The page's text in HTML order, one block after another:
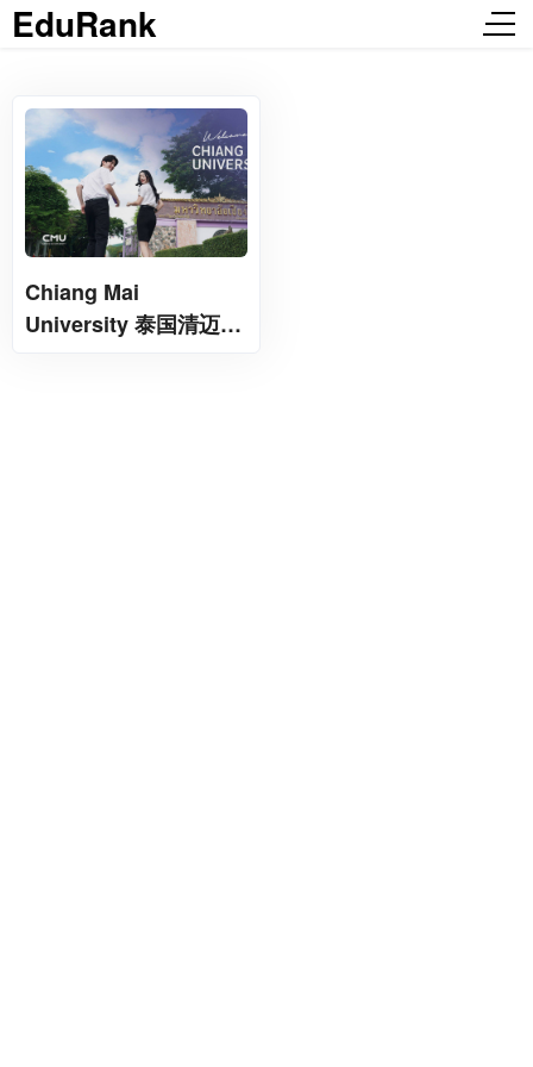
EduRank
Chiang Mai
University 泰国清迈大